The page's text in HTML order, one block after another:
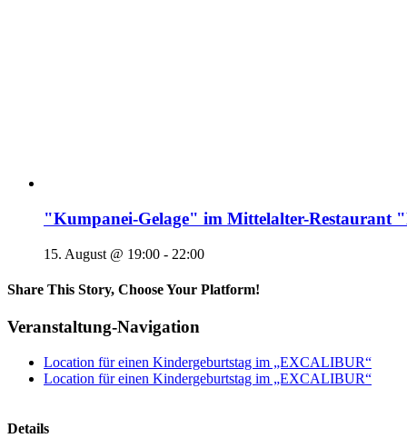
"Kumpanei-Gelage" im Mittelalter-
15. August @ 19:00 - 22:00
Share This Story, Choose Your Platform!
Veranstaltung-Navigation
Location für einen Kindergeburtstag im „EXCALIBUR“
Location für einen Kindergeburtstag im „EXCALIBUR“
Details